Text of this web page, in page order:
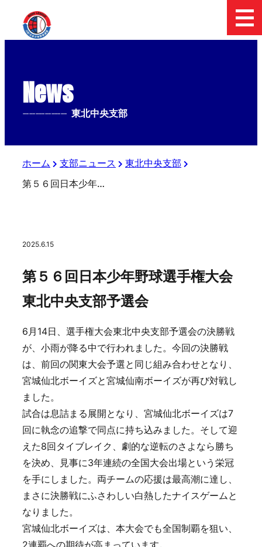
News
-------------- 東北中央支部
ホーム 支部ニュース
東北中央支部
第５６回日本少年野球選手権大会東北中央支部予選会
2025.6.15
第５６回日本少年野球選手権大会
東北中央支部予選会
6月14日、選手権大会東北中央支部予選会の決勝戦
が、小雨が降る中で行われました。今回の決勝戦
は、前回の関東大会予選と同じ組み合わせとなり、
宮城仙北ボーイズと宮城仙南ボーイズが再び対戦し
ました。
試合は息詰まる展開となり、宮城仙北ボーイズは7
回に執念の追撃で同点に持ち込みました。そして迎
えた8回タイブレイク、劇的な逆転のさよなら勝ち
を決め、見事に3年連続の全国大会出場という栄冠
を手にしました。両チームの応援は最高潮に達し、
まさに決勝戦にふさわしい白熱したナイスゲームと
なりました。
宮城仙北ボーイズは、本大会でも全国制覇を狙い、
2連覇への期待が高まっています。